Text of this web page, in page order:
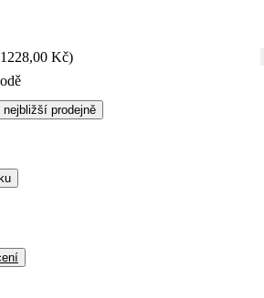
Kč)
prodejně